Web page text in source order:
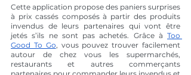
Cette application propose des paniers surprises
à prix cassés composés à partir des produits
invendus de leurs partenaires qui vont être
jetés s’ils ne sont pas achetés. Grâce à Too
Good To Go, vous pouvez trouver facilement
autour de chez vous les supermarchés,
restaurants et autres commerçants